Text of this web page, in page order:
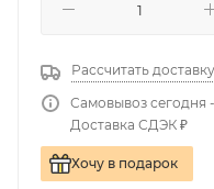
Рассчитать доставку
Самовывоз сегодня
Доставка СДЭК ₽
Хочу в подарок